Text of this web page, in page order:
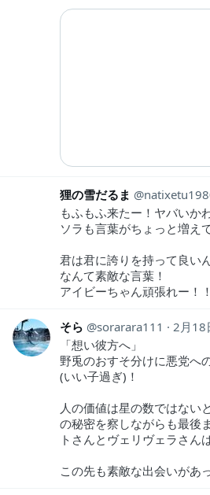
狸の雪だるま
もふもふ来たー！ヤバいか
ソラも言葉がちょっと増え
君は君に誇りを持って良い
なんて素敵な言葉！
アイビーちゃん頑張れー！！
そら sorarara111
2月18
「想い彼方へ」
野兎のおすそ分けに悪党へ
(いい子過ぎ)！
人の価値は星の数ではない
の秘密を察しながらも最後
トさんとヴェリヴェラさん
この先も素敵な出会いがあ